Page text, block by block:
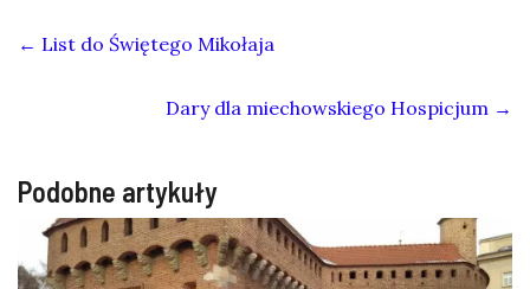
← List do Świętego Mikołaja
Dary dla miechowskiego Hospicjum →
Podobne artykuły